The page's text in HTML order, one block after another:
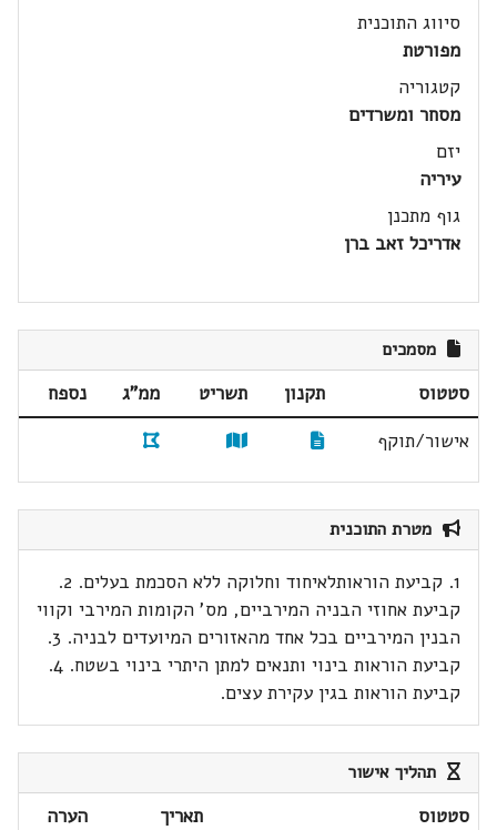
סיווג התוכנית
מפורטת
קטגוריה
מסחר ומשרדים
יזם
עיריה
גוף מתכנן
אדריכל זאב ברן
מסמכים
סטטוס תקנון תשריט ממ"ג
נספח
אישור/תוקף
מטרת התוכנית
1. קביעת הוראותלאיחוד וחלוקה ללא הסכמת בעלים. 2.
קביעת אחוזי הבניה המירביים, מס' הקומות המירבי וקווי
הבנין המירביים בכל אחד מהאזורים המיועדים לבניה. 3.
קביעת הוראות בינוי ותנאים למתן היתרי בינוי בשטח. 4.
קביעת הוראות בגין עקירת עצים.
תהליך אישור
סטטוס תאריך
הערה